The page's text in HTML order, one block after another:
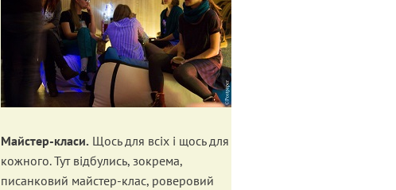
Майстер-класи. Щось для всіх і щось для
кожного. Тут відбулись, зокрема,
писанковий майстер-клас, роверовий